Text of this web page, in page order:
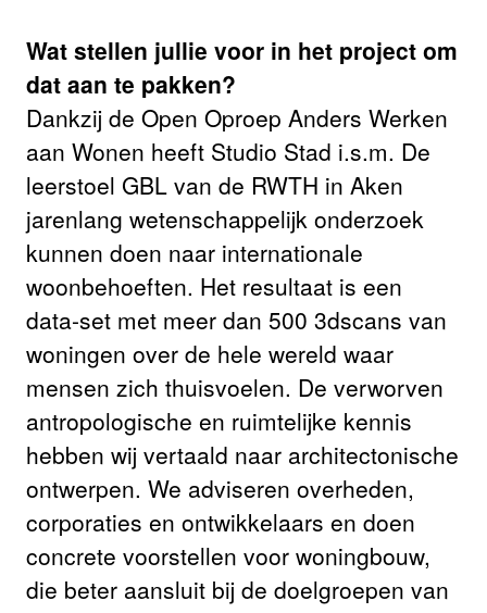
Wat stellen jullie voor in het project om
dat aan te pakken?
Dankzij de Open Oproep Anders Werken
aan Wonen heeft Studio Stad i.s.m. De
leerstoel GBL van de RWTH in Aken
jarenlang wetenschappelijk onderzoek
kunnen doen naar internationale
woonbehoeften. Het resultaat is een
data-set met meer dan 500 3dscans van
woningen over de hele wereld waar
mensen zich thuisvoelen. De verworven
antropologische en ruimtelijke kennis
hebben wij vertaald naar architectonische
ontwerpen. We adviseren overheden,
corporaties en ontwikkelaars en doen
concrete voorstellen voor woningbouw,
die beter aansluit bij de doelgroepen van